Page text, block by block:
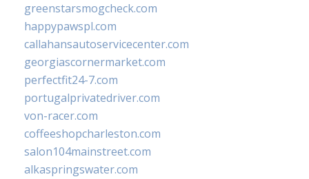
greenstarsmogcheck.com
happypawspl.com
callahansautoservicecenter.com
georgiascornermarket.com
perfectfit24-7.com
portugalprivatedriver.com
von-racer.com
coffeeshopcharleston.com
salon104mainstreet.com
alkaspringswater.com